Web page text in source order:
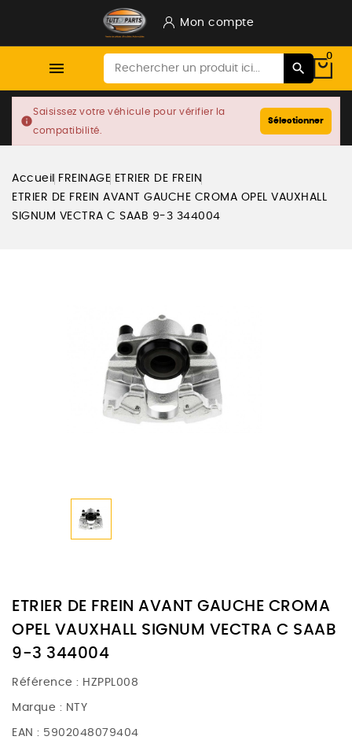
Mon compte

0
info
Saisissez votre véhicule pour vérifier la
compatibilité.
Sélectionner
Accueil FREINAGE ETRIER DE FREIN
ETRIER DE FREIN AVANT GAUCHE CROMA OPEL VAUXHALL
SIGNUM VECTRA C SAAB 9-3 344004
ETRIER DE FREIN AVANT GAUCHE CROMA
OPEL VAUXHALL SIGNUM VECTRA C SAAB
9-3 344004
Référence : HZPPL008
Marque : NTY
EAN : 5902048079404